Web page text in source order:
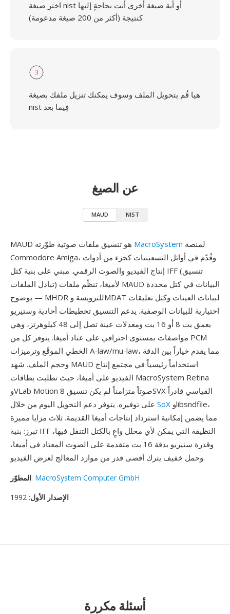
اختر صيغة nist أو أية صيغة أخرى أنت بحاجةٍ إليها
كنتيجة (أكثر من 200 صيغة مدعومة)
3
هيا قُم بتحويل الملف وسوف يمكنك تنزيل ملفك بصيغة
nist فِيما بعد
عن الصيغ
MAUD NIST
MacroSystem
Commodore Amiga، وقُدّم في أوائل التسعينيات كجزء من أدوات
إنتاج الفيديو والصوت الرقمي. مبني على بنية كتل IFF (تنسيق
تبادل الملفات) لأميغا، تنظّم ملفات MAUD البيانات في كتل محددة
بوضوح — MHDR للترويسة وMDAT لبيانات العينات وكتل تعليقات
اختيارية للبيانات الوصفية. يدعم التنسيق تخطيطات أحادية وستيريو
بعمق بت 8 أو 16 بت ومعدلات عينة تصل إلى 48 كيلوهرتز، وهي
مواصفات بمستوى احترافي على عتاد أميغا. يتوفر كل من PCM
الخطي الموقّع وترميزات A-law/mu-law، مما يقدم خياراً بين الدقة
وحجم الملف. شهد MAUD استخداماً رئيسياً في مجتمع إنتاج
الفيديو على أميغا، حيث تطلبت بطاقات MacroSystem Retina
وVLab Motion صوتاً متزامناً لم يكن تنسيق 8SVX القياسي قادراً
SoX
مما يضمن إمكانية استرداد إنتاجات أميغا القديمة. ثلاث مزايا مميزة
تبرز: بنية IFF النظيفة التي يمكن لأي محلل واعٍ بالكتل التنقل فيها،
وقدرة ستيريو بدقة 16 بت متقدمة على الصوت المعتاد في أميغا،
وحمل خفيف يترك أقصى قدر من موارد المعالج لعرض الفيديو.
المطوّر: MacroSystem Computer GmbH
الإصدار الأول: 1992
أسئلة مكررة